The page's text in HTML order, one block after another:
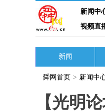
新闻中
视频直
新闻
舜网首页 > 新闻中
【光明